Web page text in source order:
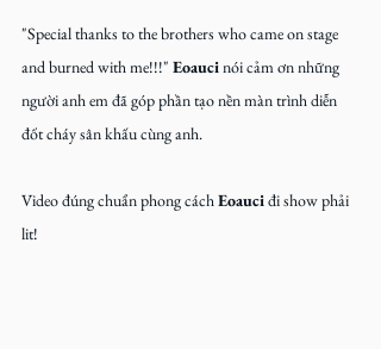
"Special thanks to the brothers who came on stage
and burned with me!!!" Eoauci nói cảm ơn những
người anh em đã góp phần tạo nền màn trình diễn
đốt cháy sân khấu cùng anh.
Video đúng chuẩn phong cách Eoauci đi show phải
lit!